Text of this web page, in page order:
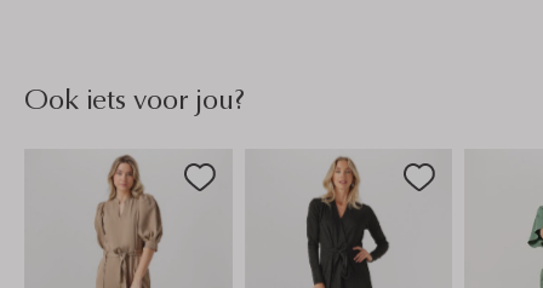
Ook iets voor jou?